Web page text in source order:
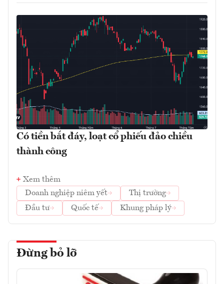
Có tiền bắt đáy, loạt cổ phiếu đảo chiều
thành công
Xem thêm
Doanh nghiệp niêm yết
Thị trường
Đầu tư
Quốc tế Khung pháp lý
Đừng bỏ lỡ